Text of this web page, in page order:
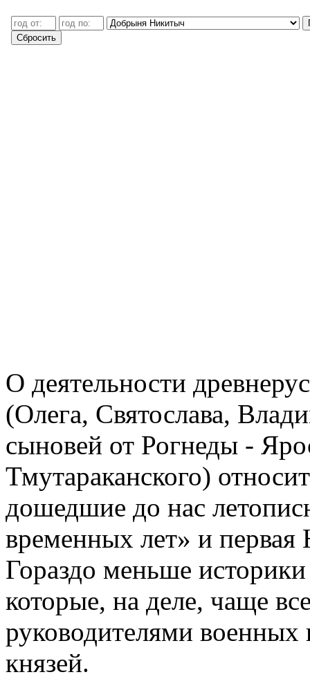
О деятельности
(Олега, Святослава,
сыновей от Рогнеды -
Тмутараканского)
дошедшие до нас
временных лет» и первая
Гораздо меньше
которые, на деле, чаще
руководителями
князей.